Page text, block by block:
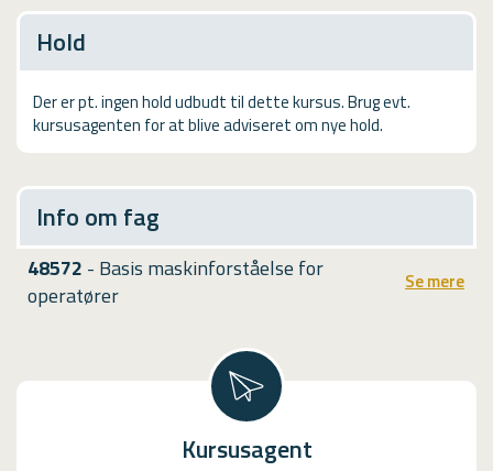
Hold
Der er pt. ingen hold udbudt til dette kursus. Brug evt.
kursusagenten for at blive adviseret om nye hold.
Info om fag
48572 - Basis maskinforståelse for
operatører
Se mere
Kursusagent